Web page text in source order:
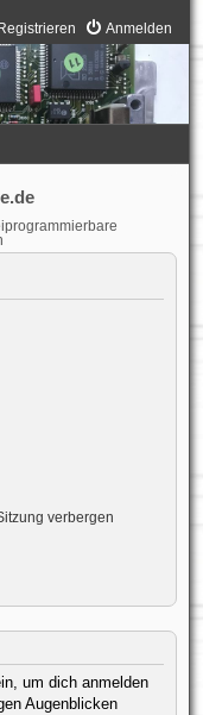
Anmelden
Registrieren
verbergen
um dich anmelden
Augenblicken